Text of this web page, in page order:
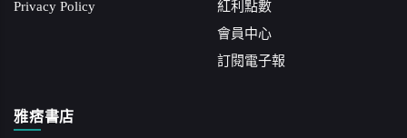
Privacy Policy
紅利點數
會員中心
訂閱電子報
雅痞書店